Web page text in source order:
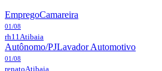
EmpregoCamareira
01/08
rh11Atibaia
Autônomo/PJLavador Automotivo
01/08
renatoAtibaia